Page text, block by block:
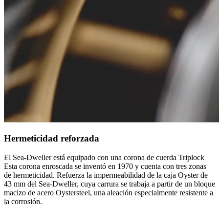
Hermeticidad reforzada
El Sea-Dweller está equipado con una corona de cuerda Triplock
Esta corona enroscada se inventó en 1970 y cuenta con tres zonas
de hermeticidad. Refuerza la impermeabilidad de la caja Oyster de
43 mm del Sea-Dweller, cuya carrura se trabaja a partir de un bloque
macizo de acero Oystersteel, una aleación especialmente resistente a
la corrosión.